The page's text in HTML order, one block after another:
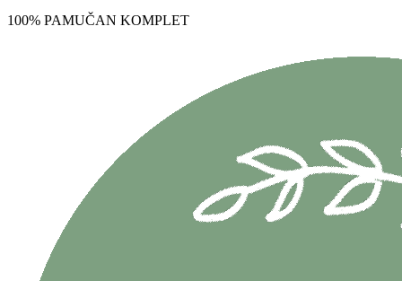
100% PAMUČAN KOMPLET